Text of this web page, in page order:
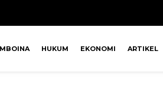
HUKUM EKONOMI ARTIKEL